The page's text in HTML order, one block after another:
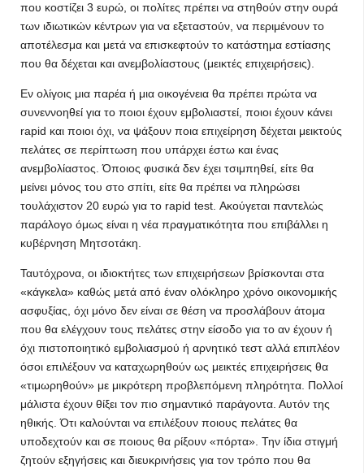
που κοστίζει 3 ευρώ, οι πολίτες πρέπει να στηθούν στην ουρά
των ιδιωτικών κέντρων για να εξεταστούν, να περιμένουν το
αποτέλεσμα και μετά να επισκεφτούν το κατάστημα εστίασης
που θα δέχεται και ανεμβολίαστους (μεικτές επιχειρήσεις).
Εν ολίγοις μια παρέα ή μια οικογένεια θα πρέπει πρώτα να
συνεννοηθεί για το ποιοι έχουν εμβολιαστεί, ποιοι έχουν κάνει
rapid και ποιοι όχι, να ψάξουν ποια επιχείρηση δέχεται μεικτούς
πελάτες σε περίπτωση που υπάρχει έστω και ένας
ανεμβολίαστος. Όποιος φυσικά δεν έχει τσιμπηθεί, είτε θα
μείνει μόνος του στο σπίτι, είτε θα πρέπει να πληρώσει
τουλάχιστον 20 ευρώ για το rapid test. Ακούγεται παντελώς
παράλογο όμως είναι η νέα πραγματικότητα που επιβάλλει η
κυβέρνηση Μητσοτάκη.
Ταυτόχρονα, οι ιδιοκτήτες των επιχειρήσεων βρίσκονται στα
«κάγκελα» καθώς μετά από έναν ολόκληρο χρόνο οικονομικής
ασφυξίας, όχι μόνο δεν είναι σε θέση να προσλάβουν άτομα
που θα ελέγχουν τους πελάτες στην είσοδο για το αν έχουν ή
όχι πιστοποιητικό εμβολιασμού ή αρνητικό τεστ αλλά επιπλέον
όσοι επιλέξουν να καταχωρηθούν ως μεικτές επιχειρήσεις θα
«τιμωρηθούν» με μικρότερη προβλεπόμενη πληρότητα. Πολλοί
μάλιστα έχουν θίξει τον πιο σημαντικό παράγοντα. Αυτόν της
ηθικής. Ότι καλούνται να επιλέξουν ποιους πελάτες θα
υποδεχτούν και σε ποιους θα ρίξουν «πόρτα». Την ίδια στιγμή
ζητούν εξηγήσεις και διευκρινήσεις για τον τρόπο που θα